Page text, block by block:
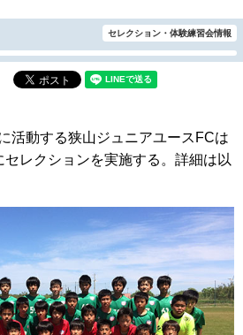
セレクション・体験練習会情報
活動する狭山ジュニアユースFCは
レクションを実施する。詳細は以